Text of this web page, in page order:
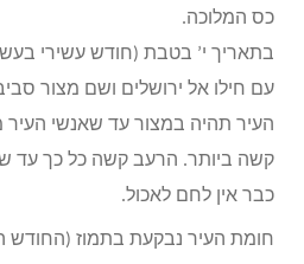
כס המלוכה.
בתאריך י’ בטבת (חודש עשירי
העיר תהיה במצור עד שאנשי
קשה ביותר. הרעב קשה כל כך עד
כבר אין לחם לאכול.
חומת העיר נבקעת בתמוז (החודש